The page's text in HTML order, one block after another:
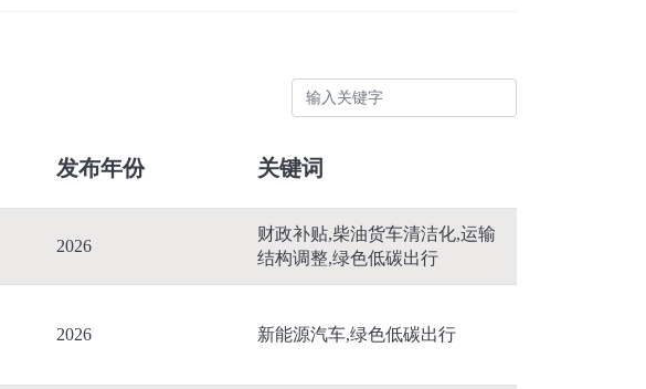
发布年份 关键词
2026
财政补贴,柴油货车清洁化,运输
结构调整,绿色低碳出行
2026 新能源汽车,绿色低碳出行